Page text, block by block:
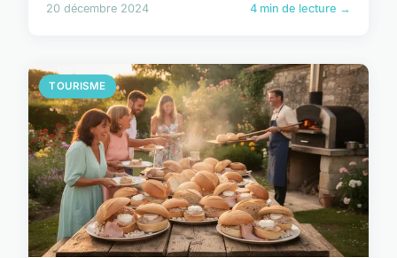
20 décembre 2024 4 min de lecture →
TOURISME